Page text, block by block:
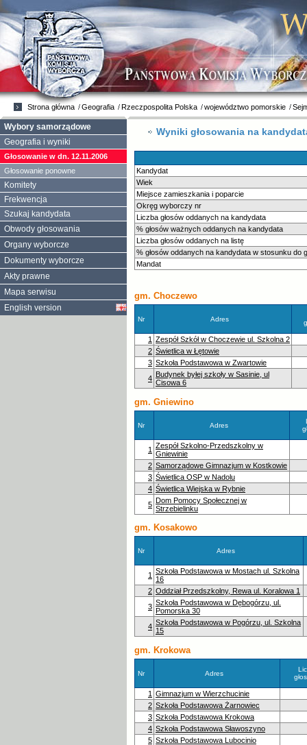
Wyniki głosowania na
Kandydat
Wiek
Miejsce zamieszkania i poparcie
Okręg wyborczy nr
Liczba głosów oddanych na kandydata
% głosów ważnych oddanych na kandydata
Liczba głosów oddanych na listę
% głosów oddanych na kandydata w stosunku do
Mandat
gm. Choczewo
Nr Adres
1 Zespół Szkół w Choczewie ul. Szkolna 2
2 Świetlica w Łętowie
3 Szkoła Podstawowa w Zwartowie
4 Budynek byłej szkoły w Sasinie, ul
Cisowa 6
gm. Gniewino
Nr Adres
1 Zespół Szkolno-Przedszkolny w
Gniewinie
2 Samorządowe Gimnazjum w Kostkowie
3 Świetlica OSP w Nadolu
4 Świetlica Wiejska w Rybnie
5 Dom Pomocy Społecznej w
Strzebielinku
gm. Kosakowo
Nr Adres
1 Szkoła Podstawowa w Mostach ul. Szkolna
16
2 Oddział Przedszkolny, Rewa ul. Koralowa 1
3 Szkoła Podstawowa w Dębogórzu, ul.
Pomorska 30
4 Szkoła Podstawowa w Pogórzu, ul. Szkolna
15
gm. Krokowa
Nr Adres
1 Gimnazjum w Wierzchucinie
2 Szkoła Podstawowa Żarnowiec
3 Szkoła Podstawowa Krokowa
4 Szkoła Podstawowa Sławoszyno
5 Szkoła Podstawowa Lubocinio
Strona główna Geografia Rzeczpospolita Polska województwo pomorskie
Wybory samorządowe
Geografia i wyniki
Głosowanie w dn. 12.11.2006
Głosowanie ponowne
Komitety
Frekwencja
Szukaj kandydata
Obwody głosowania
Organy wyborcze
Dokumenty wyborcze
Akty prawne
Mapa serwisu
English version